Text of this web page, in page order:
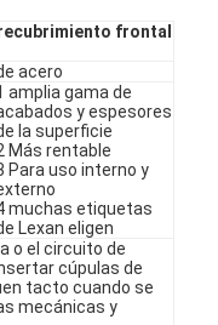
frontal
acero
amplia gama de
y espesores
la superficie
Más rentable
Para uso interno y
muchas etiquetas
Lexan eligen
o el circuito de
cúpulas de
tacto cuando se
mecánicas y